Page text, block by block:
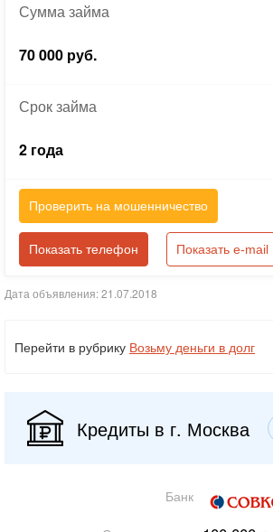
Суммазайма
70 000 руб.
Срокзайма
2 года
Проверить на мошенничество
Показать телефон Показать e-mail
Дата объявления: 21.07.2018
Перейти в рубрику Возьму деньги в долг
Кредиты в г. Москва
Банк